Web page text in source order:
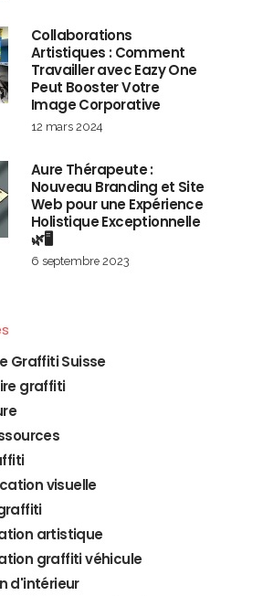
Collaborations
Artistiques : Comment
Travailler avec Eazy One
Peut Booster Votre
Image Corporative
12 mars 2024
Aure Thérapeute :
Nouveau Branding et Site
Web pour une Expérience
Holistique Exceptionnelle
🌿🖥️
6 septembre 2023
Graffiti Suisse
graffiti
visuelle
artistique
graffiti véhicule
d'intérieur